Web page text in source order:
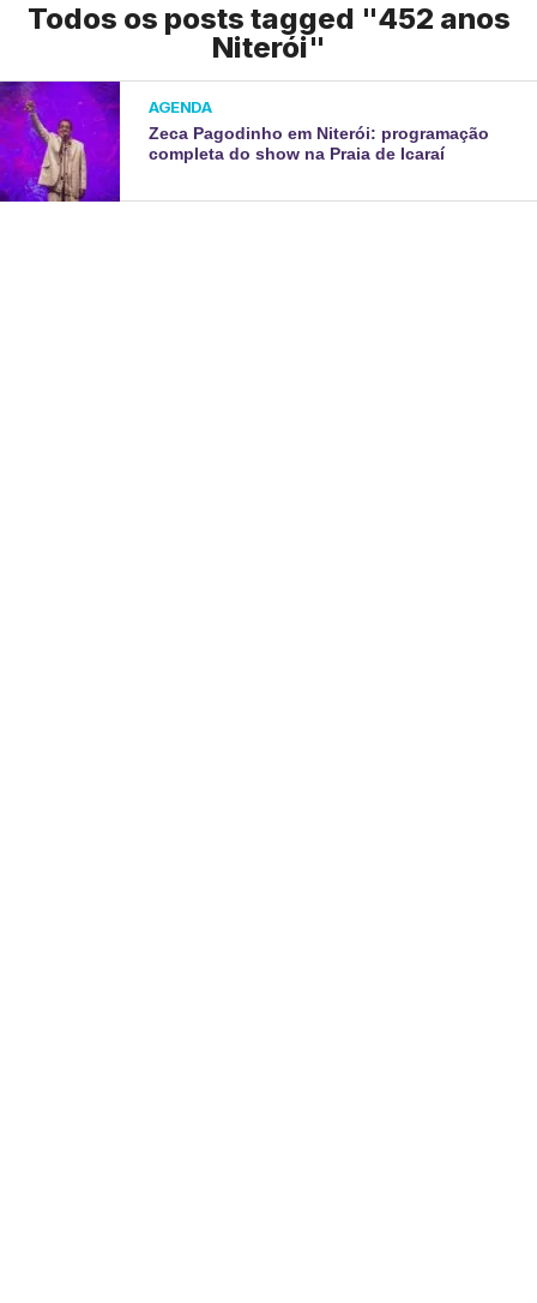
Todos os posts tagged "452 anos
Niterói"
AGENDA
Zeca Pagodinho em Niterói: programação
completa do show na Praia de Icaraí